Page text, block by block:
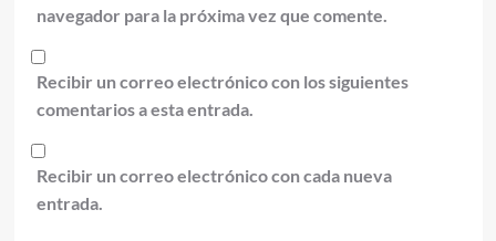
navegador para la próxima vez que comente.
Recibir un correo electrónico con los siguientes
comentarios a esta entrada.
Recibir un correo electrónico con cada nueva
entrada.